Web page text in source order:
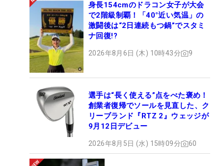
身長154cmのドラコン女子が大会
で2階級制覇！「40°近い気温」の
激闘後は“2日連続もつ鍋”でスタミ
ナ回復!?
2026年8月6日 (木) 10時43分 9
選手は“長く使える”点をべた褒め！
創業者復帰でソールを見直した、ク
リーブランド『RTZ 2』ウェッジが
9月12日デビュー
2026年8月5日 (水) 15時09分 60